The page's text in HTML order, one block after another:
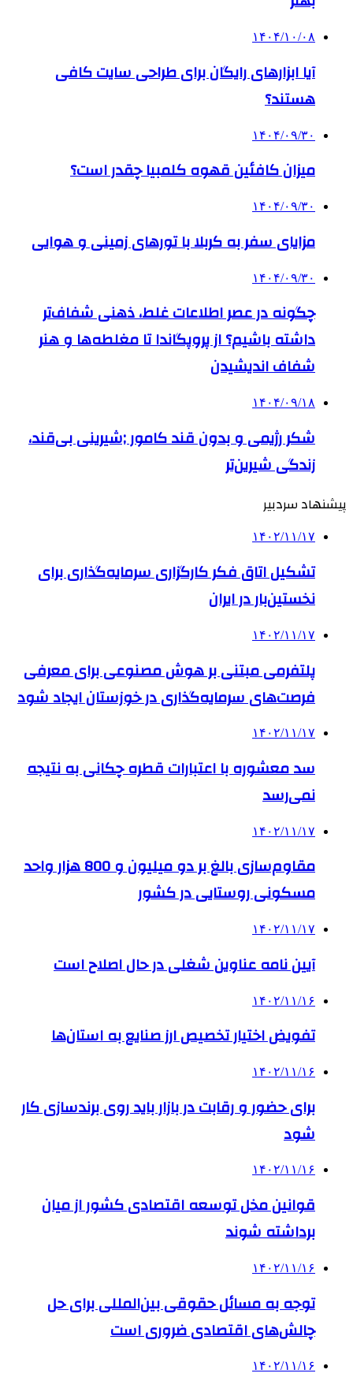
۱۴۰۴/۱۰/۰۸
آیا ابزارهای رایگان برای طراحی سایت کافی
هستند؟
۱۴۰۴/۰۹/۳۰
میزان کافئین قهوه کلمبیا چقدر است؟
۱۴۰۴/۰۹/۳۰
مزایای سفر به کربلا با تورهای زمینی و هوایی
۱۴۰۴/۰۹/۳۰
چگونه در عصر اطلاعات غلط، ذهنی شفاف‌تر
داشته باشیم؟ از پروپگاندا تا مغلطه‌ها و هنر
شفاف اندیشیدن
۱۴۰۴/۰۹/۱۸
شکر رژیمی و بدون قند کامور ;شیرینی بی‌قند،
زندگی شیرین‌تر
پیشنهاد سردبیر
۱۴۰۲/۱۱/۱۷
تشکیل اتاق فکر کارگزاری سرمایه‌گذاری برای
نخستین‌بار در ایران
۱۴۰۲/۱۱/۱۷
پلتفرمی مبتنی بر هوش مصنوعی برای معرفی
فرصت‌های سرمایه‌گذاری در خوزستان ایجاد شود
۱۴۰۲/۱۱/۱۷
سد معشوره ‌با اعتبارات قطره چکانی به نتیجه
نمی‌رسد
۱۴۰۲/۱۱/۱۷
مقاوم‌سازی بالغ بر دو میلیون و 800 هزار واحد
مسکونی روستایی در کشور
۱۴۰۲/۱۱/۱۷
آیین نامه عناوین شغلی در حال اصلاح است
۱۴۰۲/۱۱/۱۶
تفویض اختیار تخصیص ارز صنایع به استان‌ها
۱۴۰۲/۱۱/۱۶
برای حضور و رقابت در بازار باید روی برندسازی کار
شود
۱۴۰۲/۱۱/۱۶
قوانین مخل توسعه اقتصادی کشور از میان
برداشته شوند
۱۴۰۲/۱۱/۱۶
توجه به مسائل حقوقی بین‌المللی برای حل
چالش‌های اقتصادی ضروری است
۱۴۰۲/۱۱/۱۶